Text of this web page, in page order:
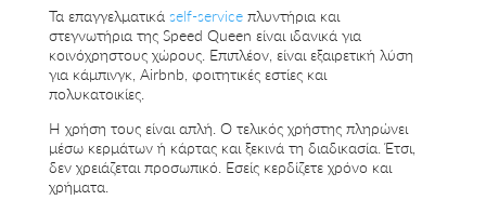
Τα επαγγελματικά self-serviceπλυντήρια και
στεγνωτήρια της Speed Queen είναι ιδανικά για
κοινόχρηστους χώρους. Επιπλέον, είναι εξαιρετική λύση
για κάμπινγκ, Airbnb, φοιτητικές εστίες και
πολυκατοικίες.
Η χρήση τους είναι απλή. Ο τελικός χρήστης πληρώνει
μέσω κερμάτων ή κάρτας και ξεκινά τη διαδικασία. Έτσι,
δεν χρειάζεται προσωπικό. Εσείς κερδίζετε χρόνο και
χρήματα.